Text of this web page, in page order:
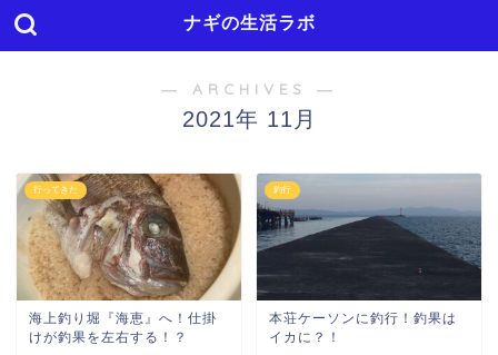
ナギの生活ラボ
― ARCHIVES ―
2021年 11月
行ってきた
海上釣り堀『海恵』へ！仕掛
けが釣果を左右する！？
釣行
本荘ケーソンに釣行！釣果は
イカに？！